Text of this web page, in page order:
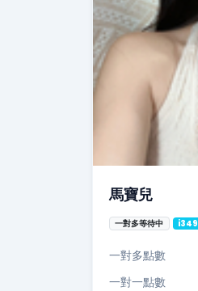
馬寶兒
一對多等待中 i349
一對多點數
一對一點數